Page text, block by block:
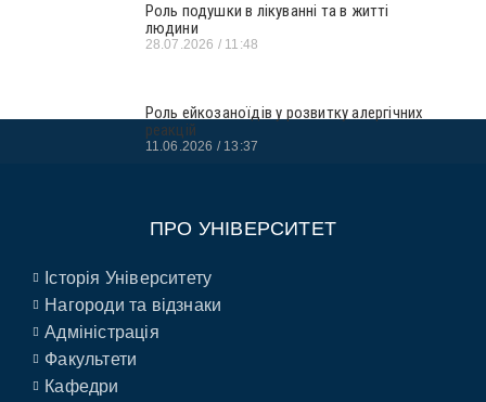
Роль подушки в лікуванні та в житті
людини
28.07.2026 11:48
Роль ейкозаноїдів у розвитку алергічних
реакцій
11.06.2026 13:37
ПРО УНІВЕРСИТЕТ
Історія Університету
Нагороди та відзнаки
Адміністрація
Факультети
Кафедри